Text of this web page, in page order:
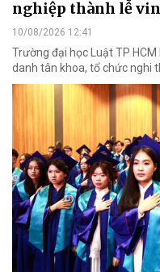
nghiệp thành lễ
10/08/2026 12:41
Trường đại học Luật TP
danh tân khoa, tổ chức nghi